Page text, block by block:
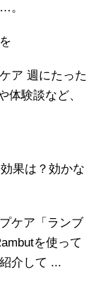
。
ア 週にたった
体験談など、
果は？効かな
ケア「ランブ
を使って
介して ...